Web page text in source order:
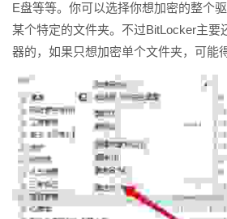
E盘等等。你可以选择你想加密的整个
某个特定的文件夹。不过BitLocker主要
器的，如果只想加密单个文件夹，可能